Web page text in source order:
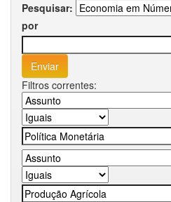
Pesquisar:
por
Filtros correntes: